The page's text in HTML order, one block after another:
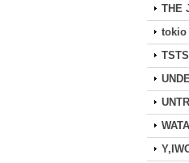
THE
tokio
TSTS